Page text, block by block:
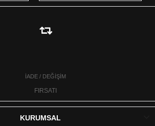
İADE / DEĞİŞİM
FIRSATI
KURUMSAL